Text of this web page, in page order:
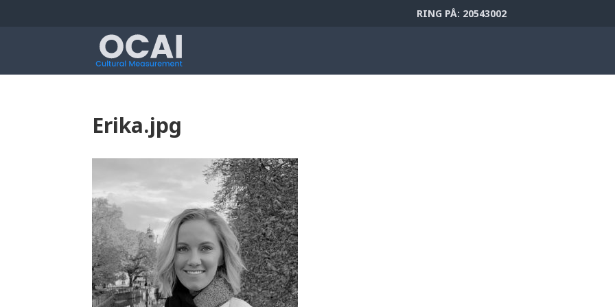
RING PÅ: 20543002
Erika.jpg